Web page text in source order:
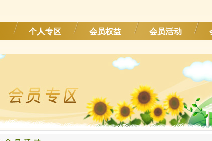
个人专区 会员权益 会员活动